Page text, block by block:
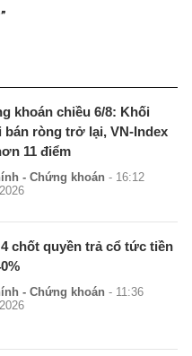
khoán chiều 6/8: Khối
bán ròng trở lại, VN-Index
11 điểm
- Chứng khoán - 16:12
chốt quyền trả cổ tức tiền
- Chứng khoán - 11:36